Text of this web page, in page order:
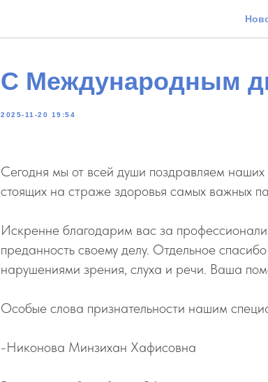
С Международным
2025-11-20 19:54
Сегодня мы от всей души поздравляем
стоящих на страже здоровья самых важных
Искренне благодарим вас за
преданность своему делу. Отдельное
нарушениями зрения, слуха и речи. Ваша
Особые слова признательности нашим
-Никонова Минзихан Хафисовна